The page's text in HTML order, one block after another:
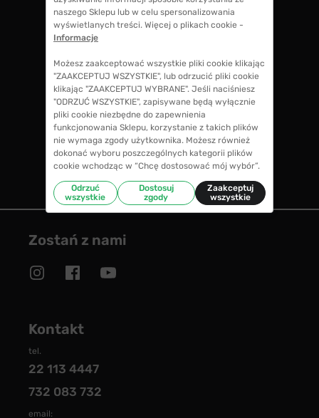
GWARANCJA 100% ZWROTU
kosztów przy zakupie okularów, także koszty
soczewek okularowych!
CENY NIŻSZE NIŻ W SALONIE
w porównaniu ze średnimi cenami okularów w
salonie optycznym zaoszczędzisz nawet do
70%
Zostań z nami
Kontakt
tel.
22 113 4447
732 083 732
email:
naszego Sklepu lub w celu spersonalizowania
wyświetlanych treści. Więcej o plikach cookie -
Informacje
Możesz zaakceptować wszystkie pliki cookie klikając
"ZAAKCEPTUJ WSZYSTKIE", lub odrzucić pliki cookie
klikając "ZAAKCEPTUJ WYBRANE". Jeśli naciśniesz
"ODRZUĆ WSZYSTKIE", zapisywane będą wyłącznie
pliki cookie niezbędne do zapewnienia
funkcjonowania Sklepu, korzystanie z takich plików
nie wymaga zgody użytkownika. Możesz również
dokonać wyboru poszczególnych kategorii plików
cookie wchodząc w “Chcę dostosować mój wybór”.
Odrzuć
wszystkie
Dostosuj
zgody
Zaakceptuj
wszystkie